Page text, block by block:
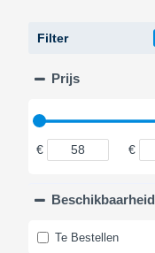
Filter
Prijs
€ €
Beschikbaarheid
Te Bestellen